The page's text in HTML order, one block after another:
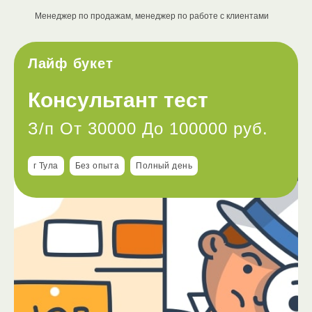
Лайф букет
Менеджер по продажам, менеджер по работе с клиентами
Консультант тест
З/п От 30000 До 100000 руб.
г Тула Без опыта Полный день